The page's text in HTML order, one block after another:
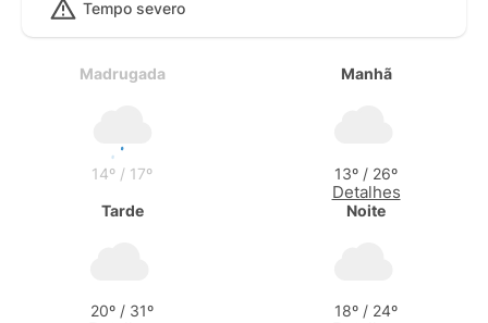
Tempo severo
Madrugada
14º / 17º
Manhã
13º / 26º
Detalhes
Tarde
20º / 31º
Noite
18º / 24º